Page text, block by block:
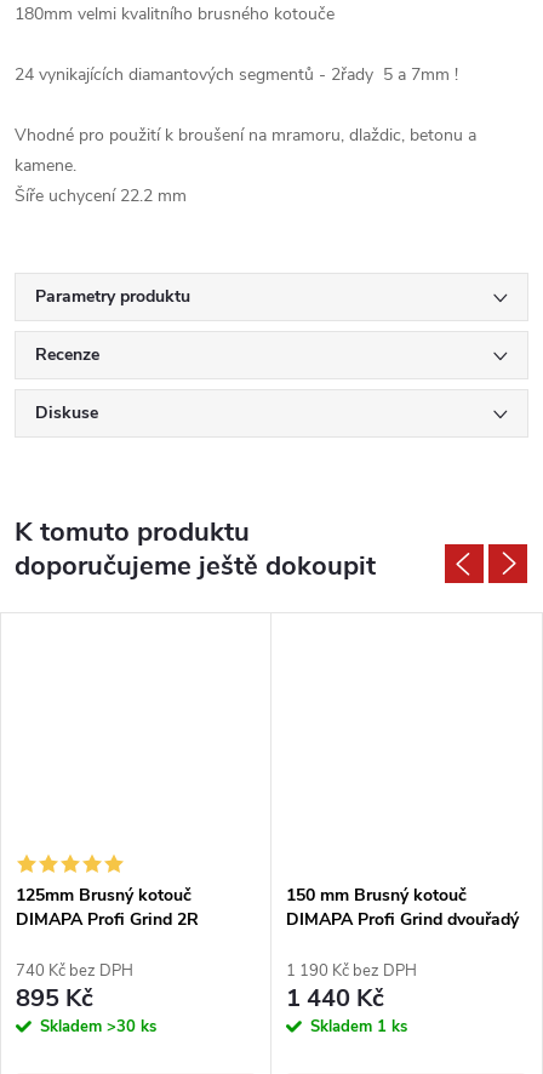
180mm velmi kvalitního brusného kotouče
24 vynikajících diamantových segmentů - 2řady 5 a 7mm !
Vhodné pro použití k broušení na mramoru, dlaždic, betonu a
kamene.
Šíře uchycení 22.2 mm
Parametry produktu
Recenze
Diskuse
K tomuto produktu
doporučujeme ještě dokoupit
125mm Brusný kotouč
DIMAPA Profi Grind 2R
740 Kč bez DPH
895 Kč
Skladem >30 ks
150 mm Brusný kotouč
DIMAPA Profi Grind dvouřadý
1 190 Kč bez DPH
1 440 Kč
Skladem 1 ks